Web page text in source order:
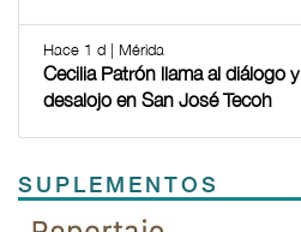
Hace 1 d | Mérida
Cecilia Patrón llama al diálogo
desalojo en San José Tecoh
SUPLEMENTOS